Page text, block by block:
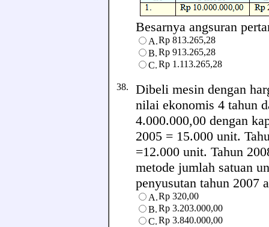
Besarnya angsuran
A.Rp 813.265,28
B.Rp 913.265,28
C.Rp 1.113.265,28
38. Dibeli mesin dengan
nilai ekonomis 4 tahun
4.000.000,00 dengan
2005 = 15.000 unit.
=12.000 unit. Tahun
metode jumlah satuan
penyusutan tahun 2007
A.Rp 320,00
B.Rp 3.203.000,00
C.Rp 3.840.000,00